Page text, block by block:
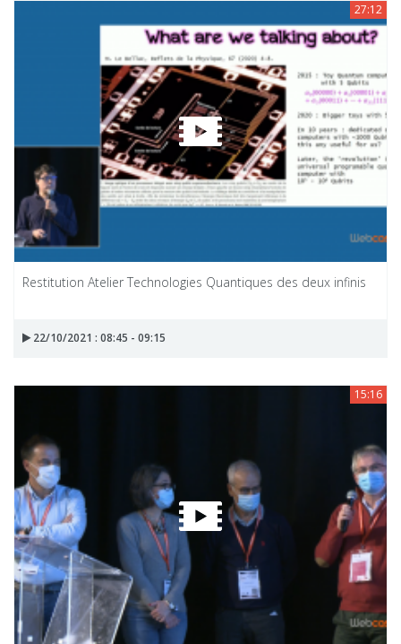
27:12
Restitution Atelier Technologies Quantiques des deux infinis
22/10/2021 : 08:45 - 09:15
15:16